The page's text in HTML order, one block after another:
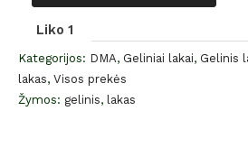
Liko 1
Kategorijos: DMA, Geliniai lakai, Gelinis
lakas, Visos prekės
Žymos: gelinis, lakas